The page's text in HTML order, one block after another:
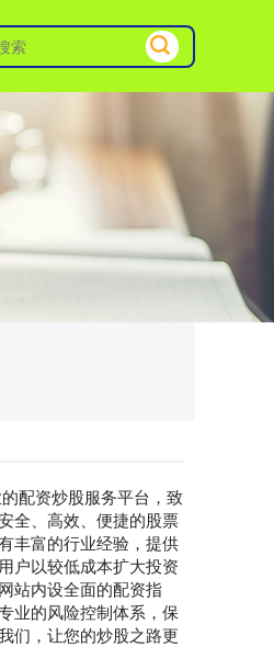
配资炒股服务平台，致
全、高效、便捷的股票
丰富的行业经验，提供
户以较低成本扩大投资
站内设全面的配资指
业的风险控制体系，保
们，让您的炒股之路更